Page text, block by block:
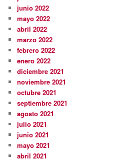
junio 2022
mayo 2022
abril 2022
marzo 2022
febrero 2022
enero 2022
diciembre 2021
noviembre 2021
octubre 2021
septiembre 2021
agosto 2021
julio 2021
junio 2021
mayo 2021
abril 2021